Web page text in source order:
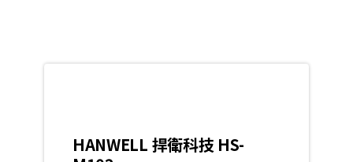
HANWELL 捍衛科技 HS-